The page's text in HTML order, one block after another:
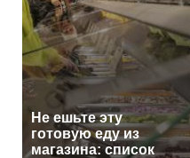
Не ешьте эту
готовую еду из
магазина: список